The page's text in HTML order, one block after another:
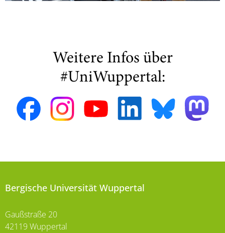
Weitere Infos über
#UniWuppertal:
Bergische Universität Wuppertal
Gaußstraße 20
42119 Wuppertal